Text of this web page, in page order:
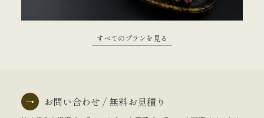
すべてのプランを見る
→ お問い合わせ / 無料お見積り